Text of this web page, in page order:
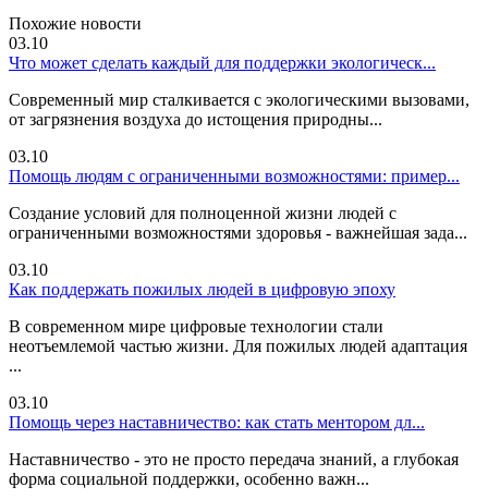
Похожие новости
03.10
Что может сделать каждый для поддержки экологическ...
Современный мир сталкивается с экологическими вызовами,
от загрязнения воздуха до истощения природны...
03.10
Помощь людям с ограниченными возможностями: пример...
Создание условий для полноценной жизни людей с
ограниченными возможностями здоровья - важнейшая зада...
03.10
Как поддержать пожилых людей в цифровую эпоху
В современном мире цифровые технологии стали
неотъемлемой частью жизни. Для пожилых людей адаптация
...
03.10
Помощь через наставничество: как стать ментором дл...
Наставничество - это не просто передача знаний, а глубокая
форма социальной поддержки, особенно важн...